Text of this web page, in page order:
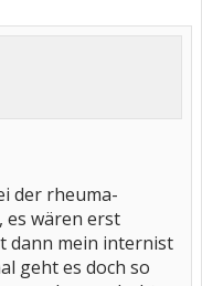
der rheuma-
es wären erst
dann mein internist
geht es doch so